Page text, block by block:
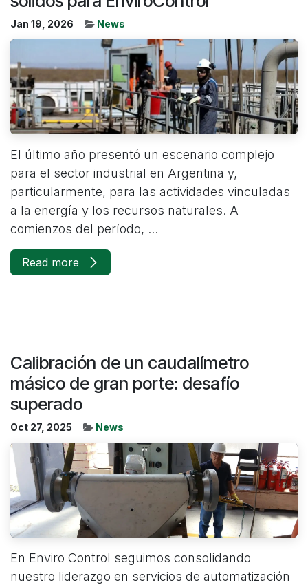
Jan 19, 2026 News
El último año presentó un escenario complejo
para el sector industrial en Argentina y,
particularmente, para las actividades vinculadas
a la energía y los recursos naturales. A
comienzos del período, ...
Read more
Calibración de un caudalímetro
másico de gran porte: desafío
superado
Oct 27, 2025 News
En Enviro Control seguimos consolidando
nuestro liderazgo en servicios de automatización